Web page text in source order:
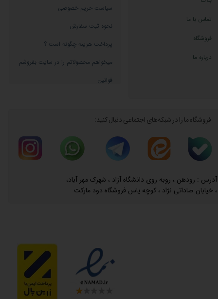
سیاست حریم خصوصی
نحوه ثبت سفارش
پرداخت هزینه چگونه است ؟
میخواهم محصولاتم را در سایت بفروشم
قوانین
تماس با ما
فروشگاه
درباره ما
فروشگاه ما را در شبکه‌های اجتماعی دنبال کنید:
آدرس : رودهن ، روبه روی دانشگاه آزاد ، شهرک مهر آباد،
خیابان صاداتی نژاد ، کوچه یاس فروشگاه دود مارکت ،